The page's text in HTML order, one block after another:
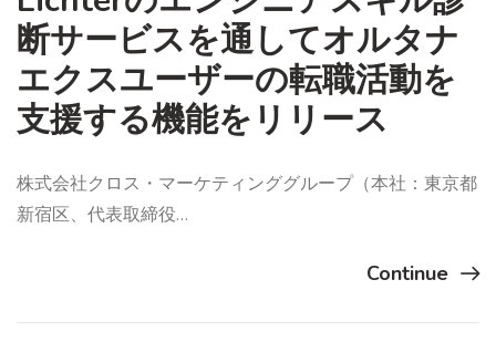
断サービスを通してオルタナ
エクスユーザーの転職活動を
支援する機能をリリース
株式会社クロス・マーケティンググループ（本社：東京都
新宿区、代表取締役…
Continue